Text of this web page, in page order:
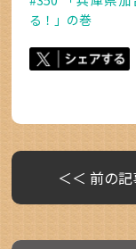
る！」の巻
＜＜ 前の